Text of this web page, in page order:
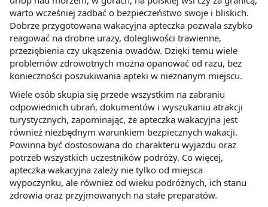
warto wcześniej zadbać o bezpieczeństwo swoje i bliskich.
Dobrze przygotowana wakacyjna apteczka pozwala szybko
reagować na drobne urazy, dolegliwości trawienne,
przeziębienia czy ukąszenia owadów. Dzięki temu wiele
problemów zdrowotnych można opanować od razu, bez
konieczności poszukiwania apteki w nieznanym miejscu.
Wiele osób skupia się przede wszystkim na zabraniu
odpowiednich ubrań, dokumentów i wyszukaniu atrakcji
turystycznych, zapominając, że apteczka wakacyjna jest
również niezbędnym warunkiem bezpiecznych wakacji.
Powinna być dostosowana do charakteru wyjazdu oraz
potrzeb wszystkich uczestników podróży. Co więcej,
apteczka wakacyjna zależy nie tylko od miejsca
wypoczynku, ale również od wieku podróżnych, ich stanu
zdrowia oraz przyjmowanych na stałe preparatów.